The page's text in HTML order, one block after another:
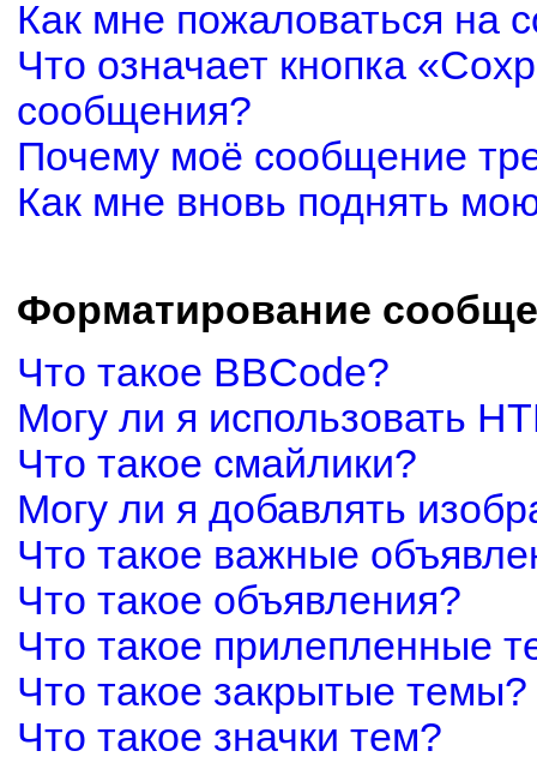
Как мне пожаловаться на
Что означает кнопка
сообщения?
Почему моё сообщение
Как мне вновь поднять
Форматирование
Что такое BBCode?
Могу ли я использовать
Что такое смайлики?
Могу ли я добавлять
Что такое важные
Что такое объявления?
Что такое прилепленные
Что такое закрытые темы?
Что такое значки тем?